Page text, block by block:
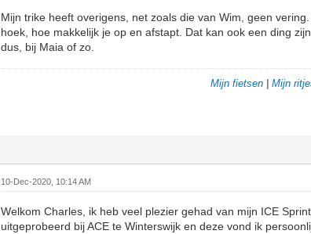
Mijn trike heeft overigens, net zoals die van Wim, geen
hoek, hoe makkelijk je op en afstapt. Dat kan ook een ding
dus, bij Maia of zo.
Mijn fietsen| Mijn
10-Dec-2020, 10:14 AM
Welkom Charles, ik heb veel plezier gehad van mijn ICE
uitgeprobeerd bij ACE te Winterswijk en deze vond ik